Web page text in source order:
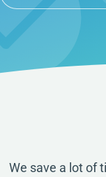
We save a lot of